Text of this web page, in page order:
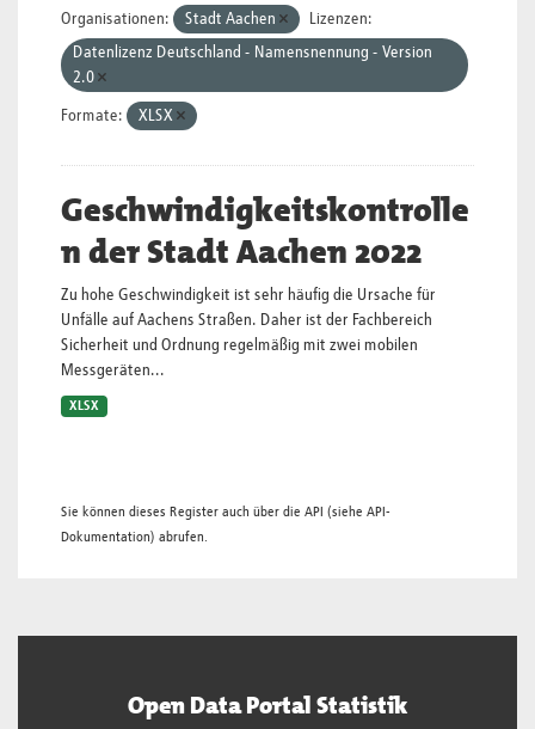
Organisationen: Stadt Aachen
Lizenzen:
Datenlizenz Deutschland - Namensnennung - Version
2.0
Formate: XLSX
Geschwindigkeitskontrolle
n der Stadt Aachen 2022
Zu hohe Geschwindigkeit ist sehr häufig die Ursache für
Unfälle auf Aachens Straßen. Daher ist der Fachbereich
Sicherheit und Ordnung regelmäßig mit zwei mobilen
Messgeräten...
XLSX
Sie können dieses Register auch über die API (siehe API-
Dokumentation) abrufen.
Open Data Portal Statistik